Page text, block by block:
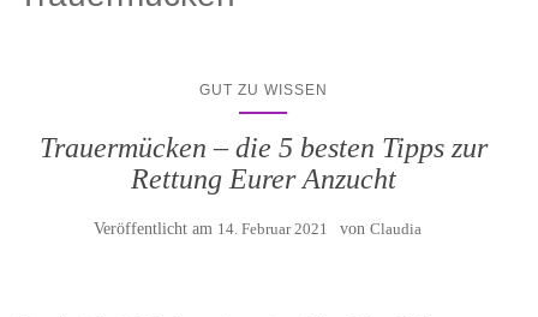
GUT ZU WISSEN
Trauermücken – die 5 besten Tipps zur
Rettung Eurer Anzucht
Veröffentlicht am 14. Februar 2021 von Claudia